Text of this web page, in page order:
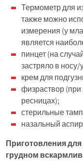
Термометр для
также можно
измерения (у
является
пинцет (на
застряло в
крем для
физраствор
ресницах);
стерильные
назальный
Приготовления
грудном